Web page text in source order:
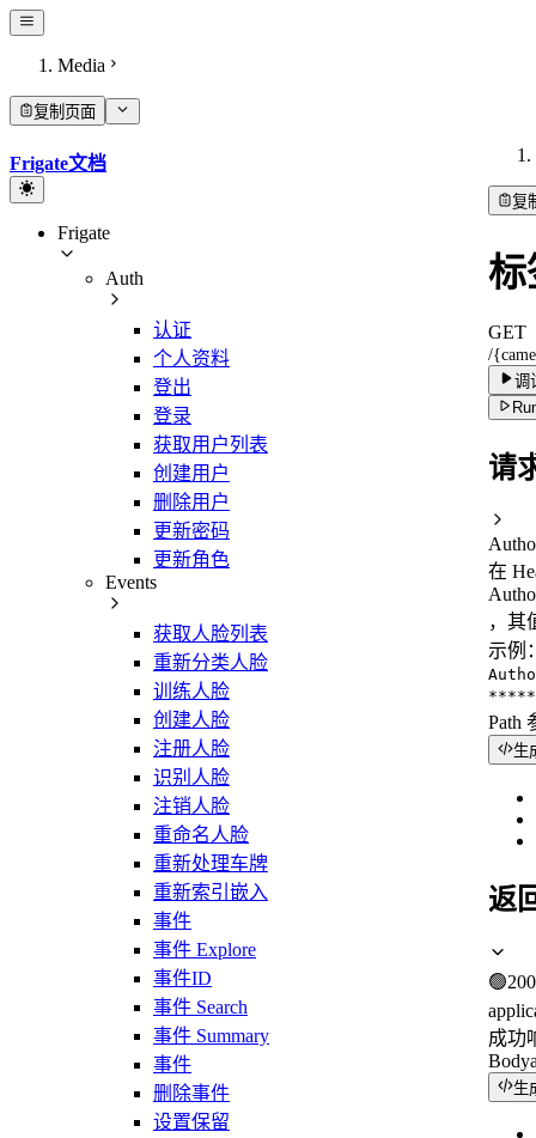
Media
复制页面
Frigate文档
Frigate
Auth
认证
个人资料
登出
登录
获取用户列表
创建用户
删除用户
更新密码
更新角色
Events
获取人脸列表
重新分类人脸
训练人脸
创建人脸
注册人脸
识别人脸
注销人脸
重命名人脸
重新处理车牌
重新索引嵌入
事件
事件 Explore
事件ID
事件 Search
事件 Summary
事件
删除事件
设置保留
复
标
GET
/
调
请
在
，其
示例
Path
生
返
🟢200
成功
Body
生